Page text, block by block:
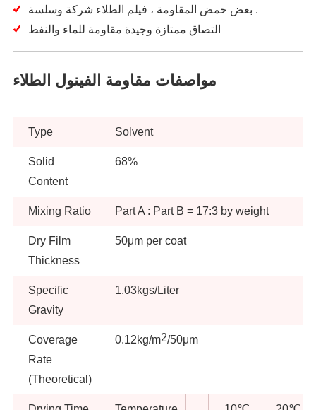
بعض حمض المقاومة ، فيلم الطلاء شركة وسلسة .
التصاق ممتازة وجيدة مقاومة للماء والنفط
مواصفات مقاومة الفينول الطلاء
Type Solvent
Solid
Content
68%
Mixing Ratio Part A : Part B = 17:3 by weight
Dry Film
Thickness
50μm per coat
Specific
Gravity
1.03kgs/Liter
Coverage
Rate
(Theoretical)
0.12kg/m2/50μm